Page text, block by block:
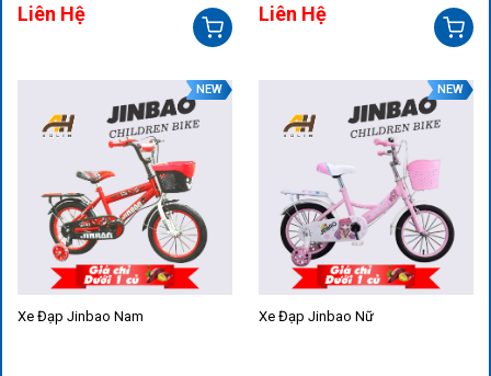
Liên Hệ Liên Hệ
NEW
Xe Đạp Jinbao Nam
NEW
Xe Đạp Jinbao Nữ